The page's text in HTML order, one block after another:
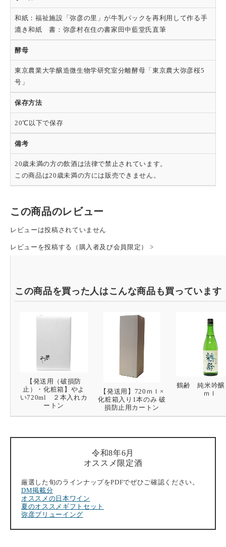
和紙：福祉施設「弥彦の里」が牛乳パックを再利用して作る手
漉き和紙 書：弥彦村在住の書家田中藍堂氏直筆
酵母
東京農業大学醸造微生物学研究室分離酵母「東京農大弥彦桜5
号」
保存方法
20℃以下で保存
備考
20歳未満の方の飲酒は法律で禁止されています。
この商品は20歳未満の方には販売できません。
この商品のレビュー
レビューは投稿されていません
レビューを投稿する（購入者及び会員限定） >
この商品を買った人は こんな商品も買っています
【発送用（破損防
止）・化粧箱】やよ
い720ml ２本入れカ
ートン
【発送用】720ｍｌ×
化粧箱入り1本のみ 破
損防止用カートン
鶴齢 純米吟
ｍｌ
令和8年6月
オススメ限定酒
厳選した旬のラインナップをPDFでぜひご確認ください。
DM掲載分
オススメの日本ワイン
夏のオススメギフトセット
弥彦ブリューイング